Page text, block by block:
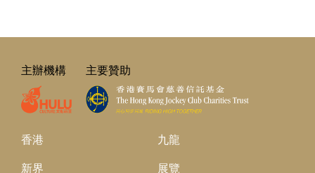
主辦機構 主要贊助
香港 九龍
新界 展覽